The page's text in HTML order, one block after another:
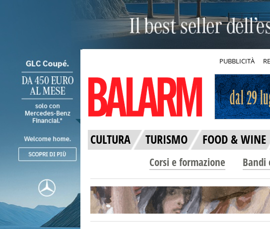
PUBBLICITÀ
CULTURA TURISMO FOOD & WINE
Corsi e formazione Bandi